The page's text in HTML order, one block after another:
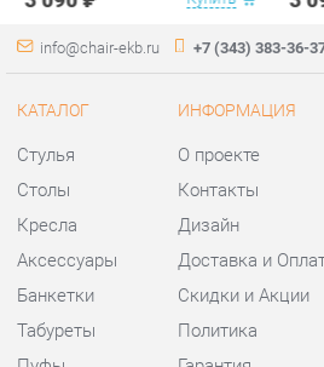
Столы
Кресла
Аксессуары
Банкетки
Табуреты
Контакты
Дизайн
Доставка и Оплата
Скидки и Акции
Политика
КОНТАКТЫ
Шоурум и склад самовывоза